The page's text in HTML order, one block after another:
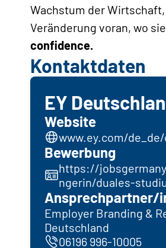
Wachstum der
Veränderung voran, wo
confidence.
Kontaktdaten
EY
Website
www.ey.com/
Bewerbung
https://
ngerin/duales-
Ansprechpartner/
Employer Branding &
Deutschland
06196 996-10005